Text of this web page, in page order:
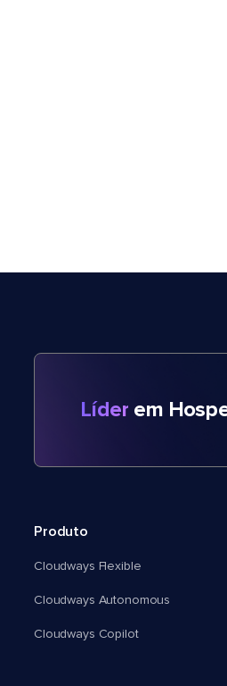
Líder em
Produto
Cloudways Flexible
Cloudways Autonomous
Cloudways Copilot